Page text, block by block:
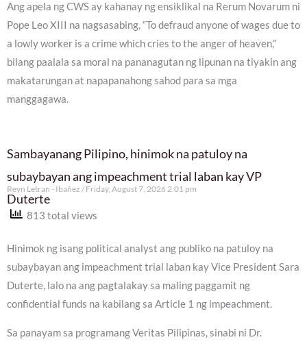
Ang apela ng CWS ay kahanay ng ensiklikal na Rerum Novarum ni
Pope Leo XIII na nagsasabing, “To defraud anyone of wages due to
a lowly worker is a crime which cries to the anger of heaven,”
bilang paalala sa moral na pananagutan ng lipunan na tiyakin ang
makatarungan at napapanahong sahod para sa mga
manggagawa.
Sambayanang Pilipino, hinimok na patuloy na
subaybayan ang impeachment trial laban kay VP
Duterte
Reyn Letran - Ibañez Friday, August 7, 2026 2:01 pm
813 total views
Hinimok ng isang political analyst ang publiko na patuloy na
subaybayan ang impeachment trial laban kay Vice President Sara
Duterte, lalo na ang pagtalakay sa maling paggamit ng
confidential funds na kabilang sa Article 1 ng impeachment.
Sa panayam sa programang Veritas Pilipinas, sinabi ni Dr.